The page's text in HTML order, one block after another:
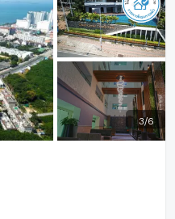
3/6